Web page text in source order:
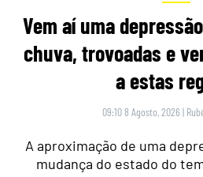
Vem aí uma
chuva, trovoadas e
a estas
09:10 8 Agosto, 2026 |
A aproximação de uma
mudança do estado do